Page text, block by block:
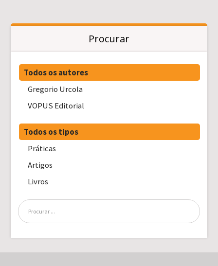
Procurar
Todos os autores
Gregorio Urcola
VOPUS Editorial
Todos os tipos
Práticas
Artigos
Livros